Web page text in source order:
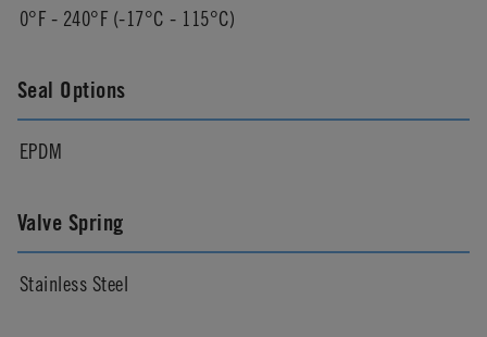
0°F - 240°F (-17°C - 115°C)
Seal Options
EPDM
Valve Spring
Stainless Steel